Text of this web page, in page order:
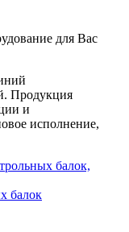
для Вас
Продукция
и
исполнение,
балок